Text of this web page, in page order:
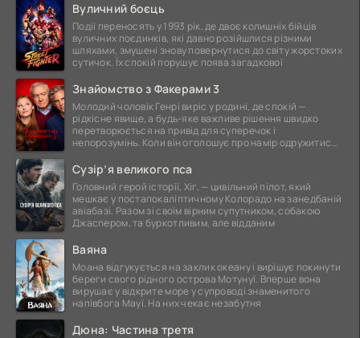
Вуличний боєць
Події переносять у 1993 рік, де двоє колишніх бійців
вуличних поєдинків, які давно розійшлися різними
шляхами, змушені знову повернутися до світу жорстоких
сутичок. Їх спокій порушує поява загадкової
Знайомство з Факерами 3
Молодий чоловік Генрі виріс у родині, де спокій —
рідкісне явище, а будь-яке важливе рішення швидко
перетворюється на привід для суперечок і
непорозумінь. Коли він оголошує про намір одружитися,
Сузір’я великого пса
Головний герой історії, Хіг, — цивільний пілот, який
мешкає у постапокаліптичному Колорадо на занедбаній
авіабазі. Разом зі своїм вірним супутником, собакою
Джаспером, та буркотливим, але відданим
Ваяна
Моана відгукується на заклик океану і вирішує покинути
береги свого рідного острова Мотунуї. Вперше вона
вирушає у відкрите море у супроводі знаменитого
напівбога Мауї. На них чекає незабутня
Дюна: Частина третя